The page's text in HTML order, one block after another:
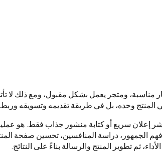
مناسبة، ومتجر يعمل بشكل مقبول، ومع ذلك لا
وحده، بل في طريقة تقديمه وتسويقه
إعلان سريع أو كتابة منشور جذاب فقط. هو
الجمهور، دراسة المنافسين، تحسين صفحة
ثم تطوير المنتج والرسالة بناءً على النتائج.